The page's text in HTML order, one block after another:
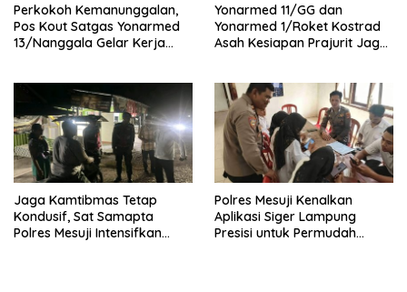
Perkokoh Kemanunggalan,
Pos Kout Satgas Yonarmed
13/Nanggala Gelar Kerja
Pembangunan Masjid Desa
Senaning
Yonarmed 11/GG dan
Yonarmed 1/Roket Kostrad
Asah Kesiapan Prajurit Jaga
Jaga Kamtibmas Tetap
Kondusif, Sat Samapta
Polres Mesuji Intensifkan
Polres Mesuji Kenalkan
Aplikasi Siger Lampung
Presisi untuk Permudah